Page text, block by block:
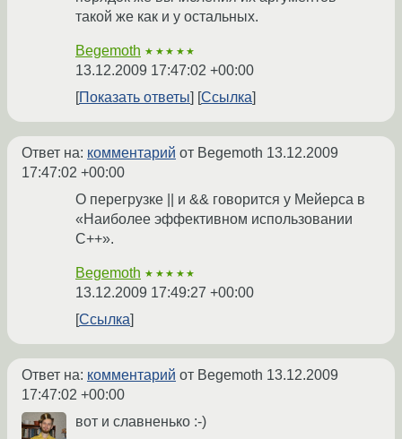
такой же как и у остальных.
Begemoth ★★★★★
13.12.2009 17:47:02 +00:00
Показать ответы
Ссылка
Ответ на: комментарий от Begemoth 13.12.2009
17:47:02 +00:00
О перегрузке || и && говорится у Мейерса в
«Наиболее эффективном использовании
С++».
Begemoth ★★★★★
13.12.2009 17:49:27 +00:00
Ссылка
Ответ на: комментарий от Begemoth 13.12.2009
17:47:02 +00:00
вот и славненько :-)